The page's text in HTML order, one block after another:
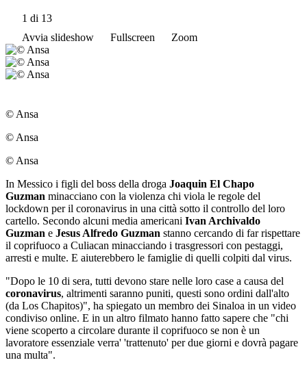
1 di 13
Avvia slideshow
Fullscreen Zoom
© Ansa
© Ansa
© Ansa
In Messico i figli del boss della droga Joaquin El Chapo
Guzman minacciano con la violenza chi viola le regole del
lockdown per il coronavirus in una città sotto il controllo del loro
cartello. Secondo alcuni media americani Ivan Archivaldo
Guzman e Jesus Alfredo Guzman stanno cercando di far rispettare
il coprifuoco a Culiacan minacciando i trasgressori con pestaggi,
arresti e multe. E aiuterebbero le famiglie di quelli colpiti dal virus.
"Dopo le 10 di sera, tutti devono stare nelle loro case a causa del
coronavirus, altrimenti saranno puniti, questi sono ordini dall'alto
(da Los Chapitos)", ha spiegato un membro dei Sinaloa in un video
condiviso online. E in un altro filmato hanno fatto sapere che "chi
viene scoperto a circolare durante il coprifuoco se non è un
lavoratore essenziale verra' 'trattenuto' per due giorni e dovrà pagare
una multa".